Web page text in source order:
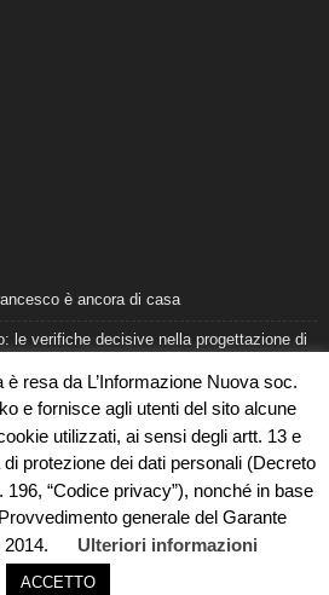
è ancora di casa
le verifiche decisive nella progettazione di
ARPACAL 2026 sulla qualità del mare
camera ardente per l’ultimo saluto
riconoscere i segnali veri
resa da L’Informazione Nuova soc.
e fornisce agli utenti del sito alcune
utilizzati, ai sensi degli artt. 13 e
protezione dei dati personali (Decreto
“Codice privacy”), nonché in base
generale del Garante
2014.
Ulteriori informazioni
ACCETTO